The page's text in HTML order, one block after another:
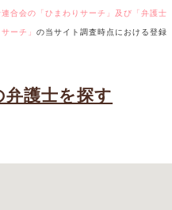
連合会の「ひまわりサーチ」及び「弁護士
ーチ」 の当サイト調査時点における登録
護士を探す